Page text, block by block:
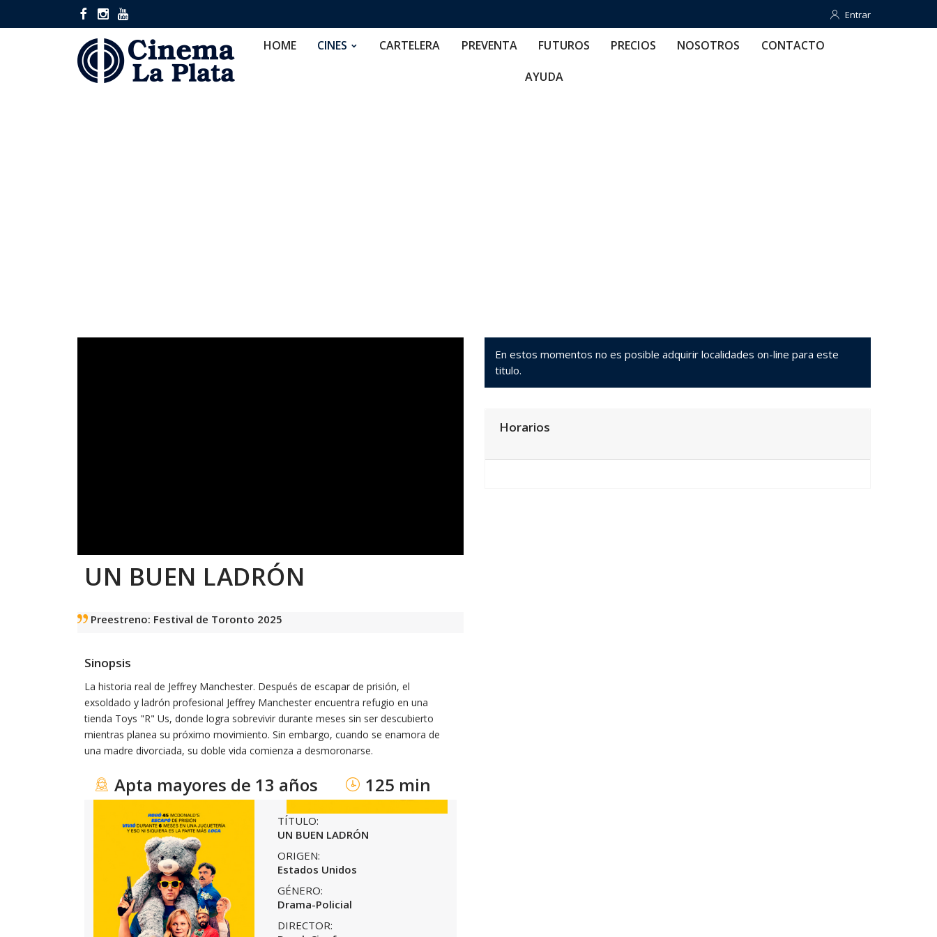
Entrar
Entrar
HOME CINES CARTELERA PREVENTA FUTUROS PRECIOS NOSOTROS CONTACTO
AYUDA
UN BUEN LADRÓN
Preestreno: Festival de Toronto 2025
Sinopsis
La historia real de Jeffrey Manchester. Después de escapar de prisión, el
exsoldado y ladrón profesional Jeffrey Manchester encuentra refugio en una
tienda Toys "R" Us, donde logra sobrevivir durante meses sin ser descubierto
mientras planea su próximo movimiento. Sin embargo, cuando se enamora de
una madre divorciada, su doble vida comienza a desmoronarse.
Apta mayores de 13 años 125 min
TÍTULO:
UN BUEN LADRÓN
ORIGEN:
Estados Unidos
GÉNERO:
Drama-Policial
DIRECTOR:
En estos momentos no es posible adquirir localidades on-line para este
titulo.
Horarios